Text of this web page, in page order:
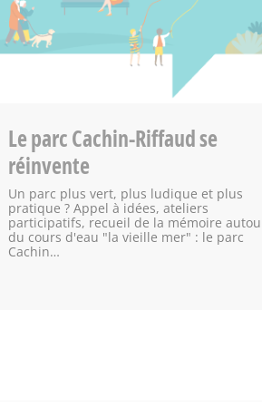
Le parc Cachin-Riffaud se
réinvente
Un parc plus vert, plus ludique et plus
pratique ? Appel à idées, ateliers
participatifs, recueil de la mémoire
du cours d'eau "la vieille mer" : le parc
Cachin…